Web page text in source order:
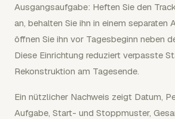
Ausgangsaufgabe: Heften Sie den
an, behalten Sie ihn in einem separaten
öffnen Sie ihn vor Tagesbeginn neben
Diese Einrichtung reduziert verpasste
Rekonstruktion am Tagesende.
Ein nützlicher Nachweis zeigt Datum,
Aufgabe, Start- und Stoppmuster,